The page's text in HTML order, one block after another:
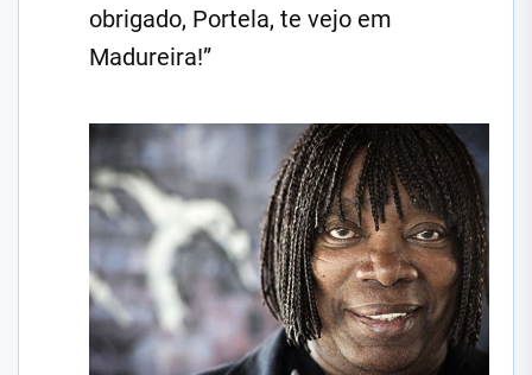
obrigado, Portela, te vejo em
Madureira!”